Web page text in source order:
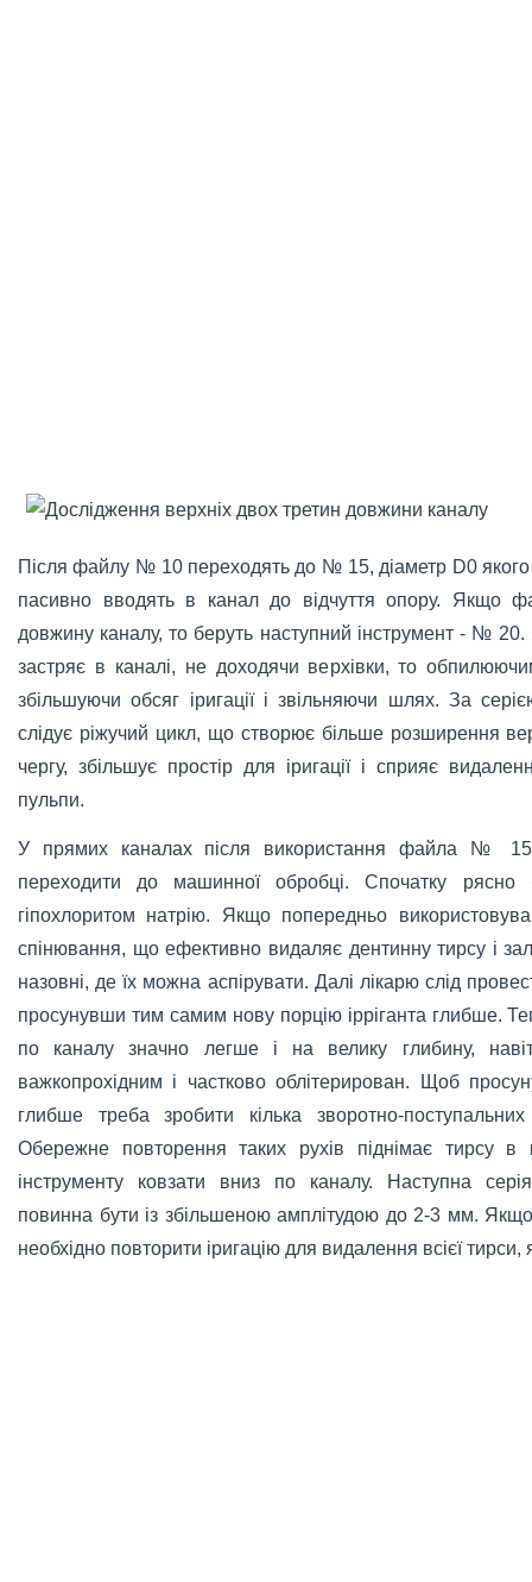
Після файлу № 10 переходять до № 15, діаметр D0
пасивно вводять в канал до відчуття опору. Якщо
довжину каналу, то беруть наступний інструмент - №
застряє в каналі, не доходячи верхівки, то
збільшуючи обсяг іригації і звільняючи шлях. За
слідує ріжучий цикл, що створює більше розширення
чергу, збільшує простір для іригації і сприяє
пульпи.
У прямих каналах після використання файла № 15
переходити до машинної обробці. Спочатку рясно
гіпохлоритом натрію. Якщо попередньо
спінювання, що ефективно видаляє дентинну тирсу і
назовні, де їх можна аспірувати. Далі лікарю слід
просунувши тим самим нову порцію ірріганта глибше.
по каналу значно легше і на велику глибину,
важкопрохідним і частково облітерирован. Щоб
глибше треба зробити кілька зворотно-
Обережне повторення таких рухів піднімає тирсу в
інструменту ковзати вниз по каналу. Наступна
повинна бути із збільшеною амплітудою до 2-3 мм.
необхідно повторити іригацію для видалення всієї